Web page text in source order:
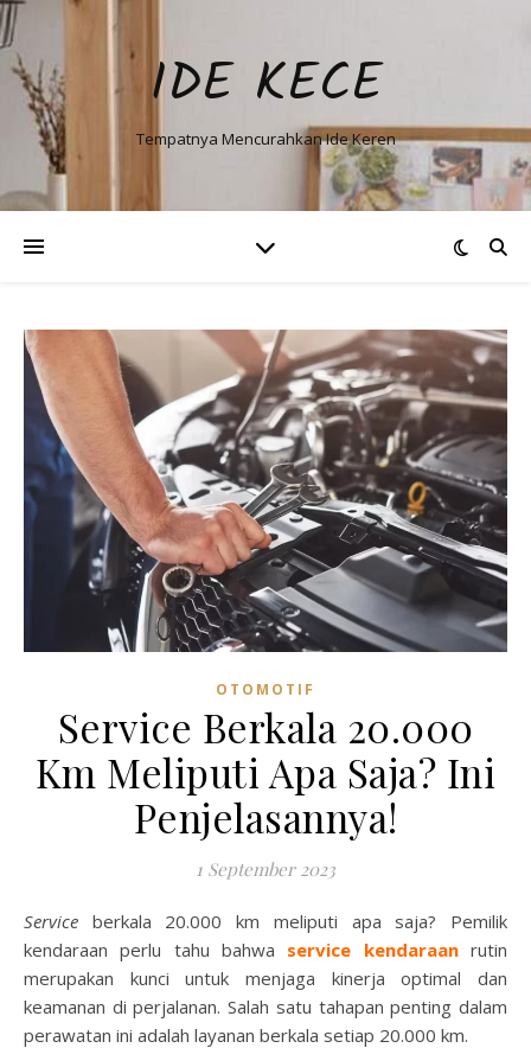
IDE KECE
Tempatnya Mencurahkan Ide Keren
OTOMOTIF
Service Berkala 20.000
Km Meliputi Apa Saja? Ini
Penjelasannya!
1 September 2023
Service berkala 20.000 km meliputi apa saja? Pemilik
kendaraan perlu tahu bahwa service kendaraanrutin
merupakan kunci untuk menjaga kinerja optimal dan
keamanan di perjalanan. Salah satu tahapan penting dalam
perawatan ini adalah layanan berkala setiap 20.000 km.